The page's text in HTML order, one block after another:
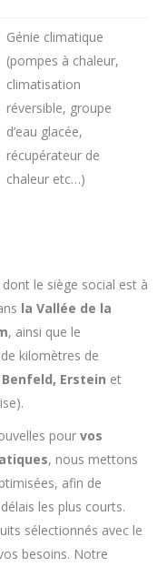
Génie climatique
(pompes à chaleur,
climatisation
réversible, groupe
d’eau glacée,
récupérateur de
chaleur etc…)
le siège social est à
la Vallée de la
, ainsi que le
kilomètres de
Benfeld, Erstein et
pour vos
, nous mettons
afin de
les plus courts.
sélectionnés avec le
besoins. Notre